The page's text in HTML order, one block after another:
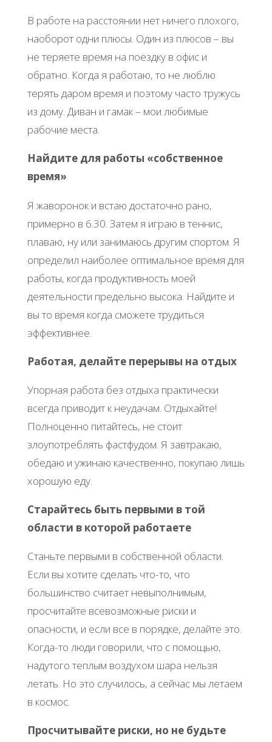
В работе на расстоянии нет ничего плохого,
наоборот одни плюсы. Один из плюсов – вы
не теряете время на поездку в офис и
обратно. Когда я работаю, то не люблю
терять даром время и поэтому часто тружусь
из дому. Диван и гамак – мои любимые
рабочие места.
Найдите для работы «собственное
время»
Я жаворонок и встаю достаточно рано,
примерно в 6.30. Затем я играю в теннис,
плаваю, ну или занимаюсь другим спортом. Я
определил наиболее оптимальное время для
работы, когда продуктивность моей
деятельности предельно высока. Найдите и
вы то время когда сможете трудиться
эффективнее.
Работая, делайте перерывы на отдых
Упорная работа без отдыха практически
всегда приводит к неудачам. Отдыхайте!
Полноценно питайтесь, не стоит
злоупотреблять фастфудом. Я завтракаю,
обедаю и ужинаю качественно, покупаю лишь
хорошую еду.
Старайтесь быть первыми в той
области в которой работаете
Станьте первыми в собственной области.
Если вы хотите сделать что-то, что
большинство считает невыполнимым,
просчитайте всевозможные риски и
опасности, и если все в порядке, делайте это.
Когда-то люди говорили, что с помощью,
надутого теплым воздухом шара нельзя
летать. Но это случилось, а сейчас мы летаем
в космос.
Просчитывайте риски, но не будьте